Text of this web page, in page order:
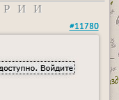
#11780